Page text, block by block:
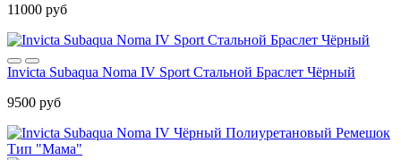
11000 руб
Invicta Subaqua Noma IV Sport Стальной Браслет Чёрный
9500 руб